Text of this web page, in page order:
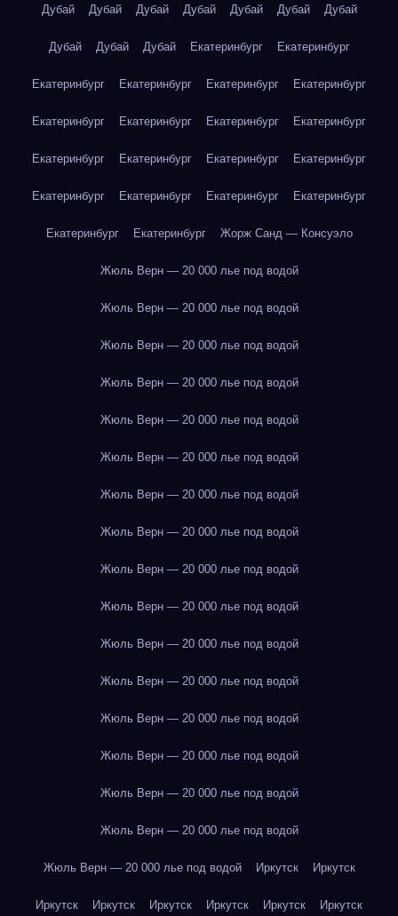
Дубай Дубай Дубай Дубай Дубай Дубай Дубай
Дубай Дубай Дубай Екатеринбург Екатеринбург
Екатеринбург Екатеринбург Екатеринбург Екатеринбург
Екатеринбург Екатеринбург Екатеринбург Екатеринбург
Екатеринбург Екатеринбург Екатеринбург Екатеринбург
Екатеринбург Екатеринбург Екатеринбург Екатеринбург
Екатеринбург Екатеринбург Жорж Санд — Консуэло
Жюль Верн — 20 000 лье под водой
Жюль Верн — 20 000 лье под водой
Жюль Верн — 20 000 лье под водой
Жюль Верн — 20 000 лье под водой
Жюль Верн — 20 000 лье под водой
Жюль Верн — 20 000 лье под водой
Жюль Верн — 20 000 лье под водой
Жюль Верн — 20 000 лье под водой
Жюль Верн — 20 000 лье под водой
Жюль Верн — 20 000 лье под водой
Жюль Верн — 20 000 лье под водой
Жюль Верн — 20 000 лье под водой
Жюль Верн — 20 000 лье под водой
Жюль Верн — 20 000 лье под водой
Жюль Верн — 20 000 лье под водой
Жюль Верн — 20 000 лье под водой
Жюль Верн — 20 000 лье под водой Иркутск Иркутск
Иркутск Иркутск Иркутск Иркутск Иркутск Иркутск